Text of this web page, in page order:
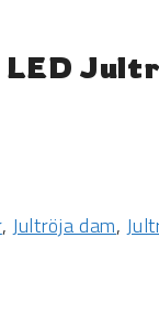
, Jultröja dam,